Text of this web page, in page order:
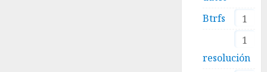
1
Btrfs
1
resolución